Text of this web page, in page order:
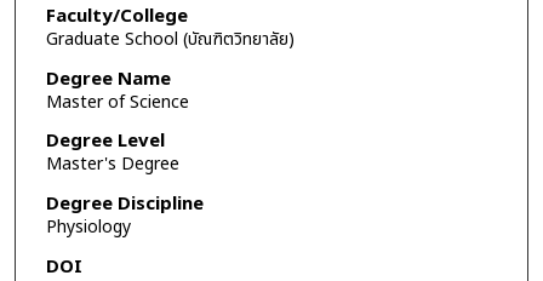
Faculty/College
Graduate School (บัณฑิตวิทยาลัย)
Degree Name
Master of Science
Degree Level
Master's Degree
Degree Discipline
Physiology
DOI